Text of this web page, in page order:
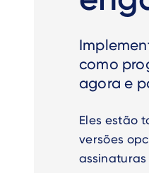
como
agora e
Eles estão
versões